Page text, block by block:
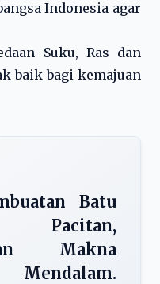
Indonesia agar
Suku, Ras dan
baik bagi kemajuan
Batu
Makna